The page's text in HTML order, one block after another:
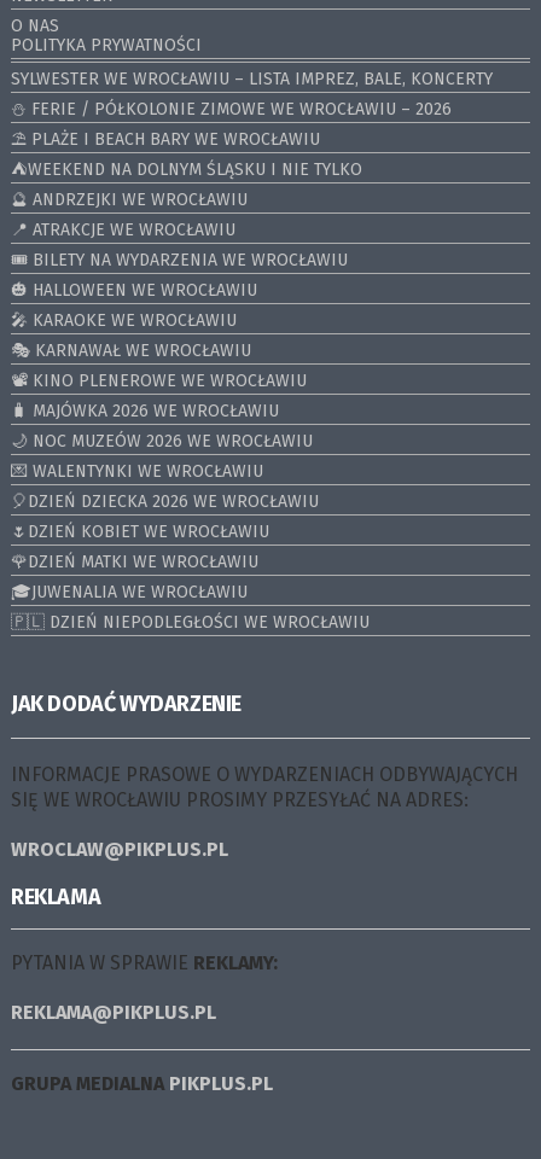
O NAS
POLITYKA PRYWATNOŚCI
SYLWESTER WE WROCŁAWIU – LISTA IMPREZ, BALE, KONCERTY
⛄️ FERIE / PÓŁKOLONIE ZIMOWE WE WROCŁAWIU – 2026
⛱️ PLAŻE I BEACH BARY WE WROCŁAWIU
⛺️WEEKEND NA DOLNYM ŚLĄSKU I NIE TYLKO
🔮 ANDRZEJKI WE WROCŁAWIU
📍 ATRAKCJE WE WROCŁAWIU
🎟️ BILETY NA WYDARZENIA WE WROCŁAWIU
🎃 HALLOWEEN WE WROCŁAWIU
🎤 KARAOKE WE WROCŁAWIU
🎭 KARNAWAŁ WE WROCŁAWIU
📽️ KINO PLENEROWE WE WROCŁAWIU
🧳 MAJÓWKA 2026 WE WROCŁAWIU
🌙 NOC MUZEÓW 2026 WE WROCŁAWIU
💌 WALENTYNKI WE WROCŁAWIU
🎈DZIEŃ DZIECKA 2026 WE WROCŁAWIU
🌷DZIEŃ KOBIET WE WROCŁAWIU
🌹DZIEŃ MATKI WE WROCŁAWIU
🎓JUWENALIA WE WROCŁAWIU
🇵🇱 DZIEŃ NIEPODLEGŁOŚCI WE WROCŁAWIU
JAK DODAĆ WYDARZENIE
INFORMACJE PRASOWE O WYDARZENIACH ODBYWAJĄCYCH
SIĘ WE WROCŁAWIU PROSIMY PRZESYŁAĆ NA ADRES:
WROCLAW@PIKPLUS.PL
REKLAMA
PYTANIA W SPRAWIE REKLAMY:
REKLAMA@PIKPLUS.PL
GRUPA MEDIALNA PIKPLUS.PL